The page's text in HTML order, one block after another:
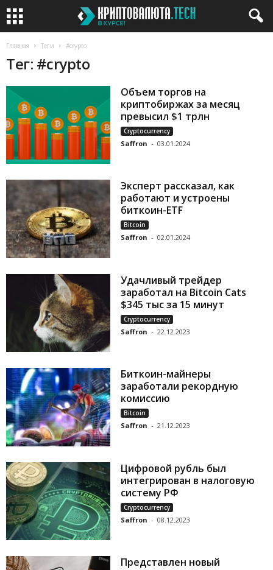
Главная Теги #crypto
Тег: #crypto
Объем торгов на
криптобиржах за месяц
превысил $1 трлн
Cryptocurrency
Saffron - 03.01.2024
Эксперт рассказал, как
работают и устроены
биткоин-ETF
Bitcoin
Saffron - 02.01.2024
Удачливый трейдер
заработал на Bitcoin Cats
$345 тыс за 15 минут
Cryptocurrency
Saffron - 22.12.2023
Биткоин-майнеры
заработали рекордную
комиссию
Bitcoin
Saffron - 21.12.2023
Цифровой рубль был
интегрирован в налоговую
систему РФ
Cryptocurrency
Saffron - 08.12.2023
Представлен новый